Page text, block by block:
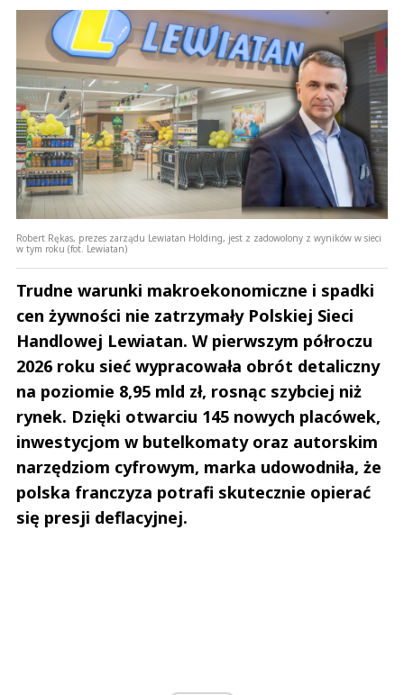
Robert Rękas, prezes zarządu Lewiatan Holding, jest z zadowolony z wyników w sieci
w tym roku (fot. Lewiatan)
Trudne warunki makroekonomiczne i spadki
cen żywności nie zatrzymały Polskiej Sieci
Handlowej Lewiatan. W pierwszym półroczu
2026 roku sieć wypracowała obrót detaliczny
na poziomie 8,95 mld zł, rosnąc szybciej niż
rynek. Dzięki otwarciu 145 nowych placówek,
inwestycjom w butelkomaty oraz autorskim
narzędziom cyfrowym, marka udowodniła, że
polska franczyza potrafi skutecznie opierać
się presji deflacyjnej.